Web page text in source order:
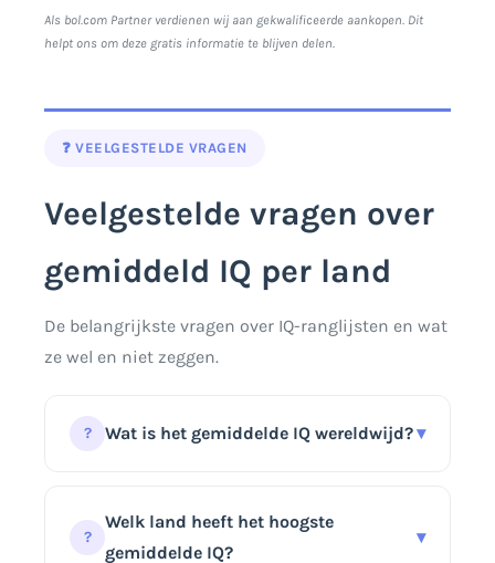
Als bol.com Partner verdienen wij aan gekwalificeerde aankopen. Dit
helpt ons om deze gratis informatie te blijven delen.
❓ VEELGESTELDE VRAGEN
Veelgestelde vragen over
gemiddeld IQ per land
De belangrijkste vragen over IQ-ranglijsten en wat
ze wel en niet zeggen.
? Wat is het gemiddelde IQ wereldwijd?▾
het gemiddelde doorgaans op 100, maar
er bestaat geen uniforme, wereldwijd
?
Welk land heeft het hoogste
gemiddelde IQ?
▾